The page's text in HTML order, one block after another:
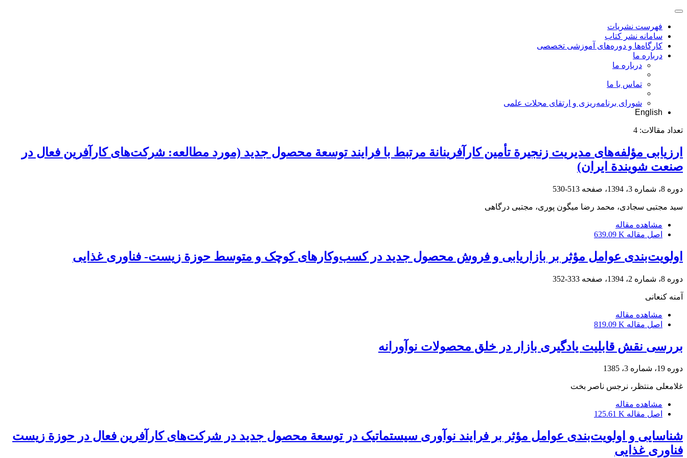
فهرست نشریات
سامانه نشر کتاب
کارگاه‌ها و دوره‌های آموزشی تخصصی
درباره ما
درباره ما
تماس با ما
شورای برنامه‌ریزی و ارتقای مجلات علمی
English
تعداد مقالات: 4
ارزیابی مؤلفه‌های مدیریت زنجیرة تأمین کارآفرینانة مرتبط با فرایند توسعة محصول جدید (مورد مطالعه: شرکت‌های کارآفرین فعال در
صنعت شویندة ایران)
دوره 8، شماره 3، 1394، صفحه 513-530
سید مجتبی سجادی، محمد رضا میگون پوری، مجتبی درگاهی
مشاهده مقاله
اصل مقاله 639.09 K
اولویت‌بندی عوامل مؤثر بر بازاریابی و فروش محصول جدید در کسب‌وکارهای کوچک و متوسط حوزة زیست- فناوری غذایی
دوره 8، شماره 2، 1394، صفحه 333-352
آمنه کنعانی
مشاهده مقاله
اصل مقاله 819.09 K
بررسی نقش قابلیت یادگیری بازار در خلق محصولات نوآورانه
دوره 19، شماره 3، 1385
غلامعلی منتظر، نرجس ناصر بخت
مشاهده مقاله
اصل مقاله 125.61 K
شناسایی و اولویت‌بندی عوامل مؤثر بر فرایند نوآوری سیستماتیک در توسعة محصول جدید در شرکت‌های کارآفرین فعال در حوزة زیست
فناوری غذایی